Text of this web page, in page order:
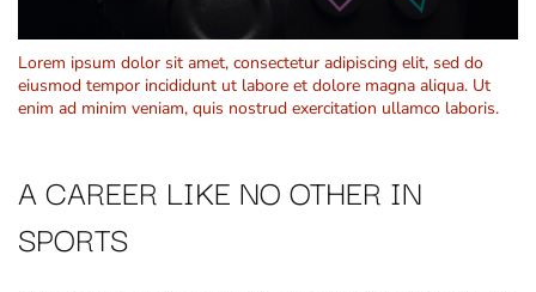
Lorem ipsum dolor sit amet, consectetur adipiscing elit, sed do
eiusmod tempor incididunt ut labore et dolore magna aliqua. Ut
enim ad minim veniam, quis nostrud exercitation ullamco laboris.
A CAREER LIKE NO OTHER IN
SPORTS